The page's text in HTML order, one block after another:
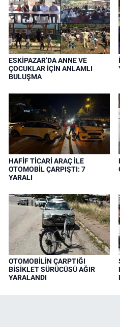
ESKİPAZAR’DA ANNE VE
ÇOCUKLAR İÇİN ANLAMLI
BULUŞMA
HAFİF TİCARİ ARAÇ İLE
OTOMOBİL ÇARPIŞTI: 7
YARALI
OTOMOBİLİN ÇARPTIĞI
BİSİKLET SÜRÜCÜSÜ AĞIR
YARALANDI